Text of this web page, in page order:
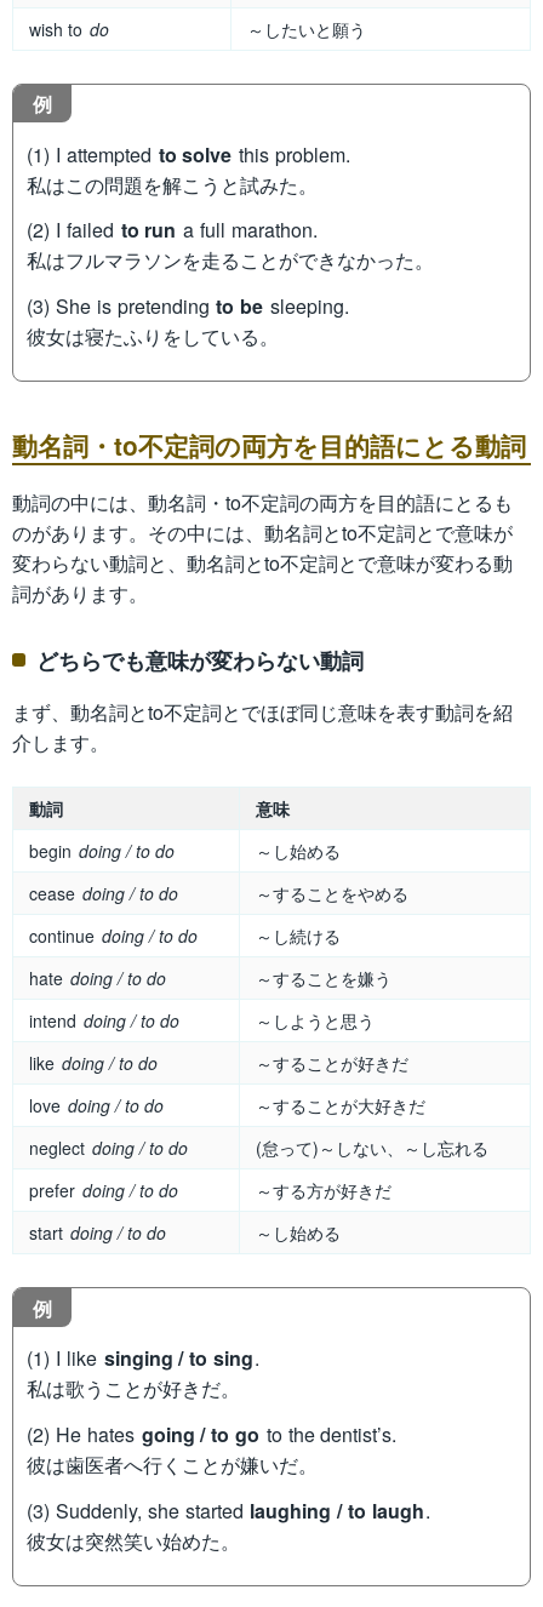
wish to do ～したいと願う
例
(1) I attempted to solve this problem.
私はこの問題を解こうと試みた。
(2) I failed to run a full marathon.
私はフルマラソンを走ることができなかった。
(3) She is pretending to be sleeping.
彼女は寝たふりをしている。
動名詞・to不定詞の両方を目的語にとる動詞
動詞の中には、動名詞・to不定詞の両方を目的語にとるも
のがあります。その中には、動名詞とto不定詞とで意味が
変わらない動詞と、動名詞とto不定詞とで意味が変わる動
詞があります。
どちらでも意味が変わらない動詞
まず、動名詞とto不定詞とでほぼ同じ意味を表す動詞を紹
介します。
動詞
意味
begin doing / to do
～し始める
cease doing / to do
～することをやめる
continue doing / to do
～し続ける
hate doing / to do
～することを嫌う
intend doing / to do
～しようと思う
like doing / to do
～することが好きだ
love doing / to do
～することが大好きだ
neglect doing / to do
(怠って)～しない、～し忘れる
prefer doing / to do
～する方が好きだ
start doing / to do ～し始める
例
(1) I like singing / to sing.
私は歌うことが好きだ。
(2) He hates going / to go to the dentist’s.
彼は歯医者へ行くことが嫌いだ。
(3) Suddenly, she started laughing / to laugh.
彼女は突然笑い始めた。